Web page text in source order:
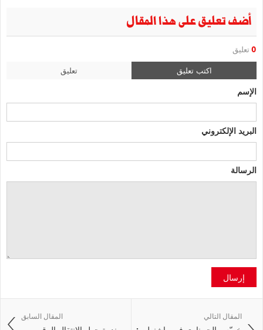
أضف تعليق على هذا المقال
0 تعليق
اكتب تعليق تعليق
الإسم
البريد الإلكتروني
الرسالة
إرسال
المقال السابق المقال التالي